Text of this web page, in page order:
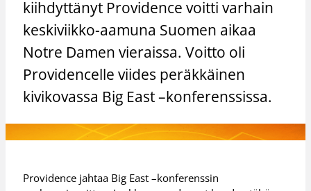
kiihdyttänyt Providence voitti varhain
keskiviikko-aamuna Suomen aikaa
Notre Damen vieraissa. Voitto oli
Providencelle viides peräkkäinen
kivikovassa Big East –konferenssissa.
Providence jahtaa Big East –konferenssin